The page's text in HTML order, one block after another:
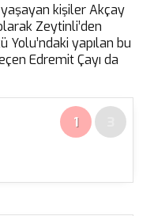
kişiler Akçay
Zeytinli’den
Yolu’ndaki yapılan bu
Edremit Çayı da
1